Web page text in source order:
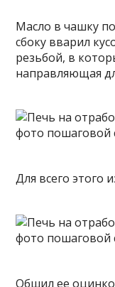
Масло в чашку
сбоку вварил
резьбой, в
направляющая
Для всего этого
Обшил ее